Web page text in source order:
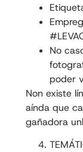
No
poder
Non existe
aínda que
gañadora